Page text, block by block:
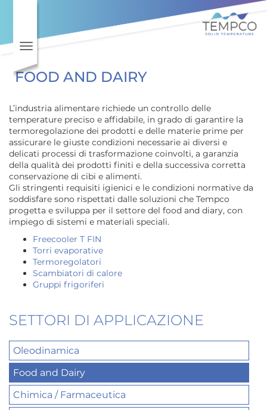
Toggle navigation
FOOD AND DAIRY
L’industria alimentare richiede un controllo delle
temperature preciso e affidabile, in grado di garantire la
termoregolazione dei prodotti e delle materie prime per
assicurare le giuste condizioni necessarie ai diversi e
delicati processi di trasformazione coinvolti, a garanzia
della qualità dei prodotti finiti e della successiva corretta
conservazione di cibi e alimenti.
Gli stringenti requisiti igienici e le condizioni normative da
soddisfare sono rispettati dalle soluzioni che Tempco
progetta e sviluppa per il settore del food and diary, con
impiego di sistemi e materiali speciali.
Freecooler T FIN
Torri evaporative
Termoregolatori
Scambiatori di calore
Gruppi frigoriferi
SETTORI DI APPLICAZIONE
Oleodinamica
Food and Dairy
Chimica / Farmaceutica